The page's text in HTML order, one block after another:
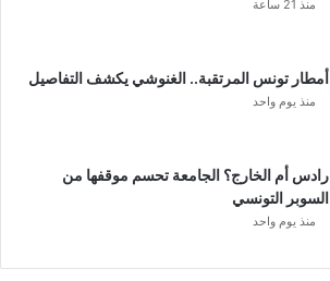
منذ 21 ساعة
أمطار تونس المرتقبة.. الغنوشي يكشف التفاصيل
منذ يوم واحد
رادس أم الخارج؟ الجامعة تحسم موقفها من
السوبر التونسي
منذ يوم واحد